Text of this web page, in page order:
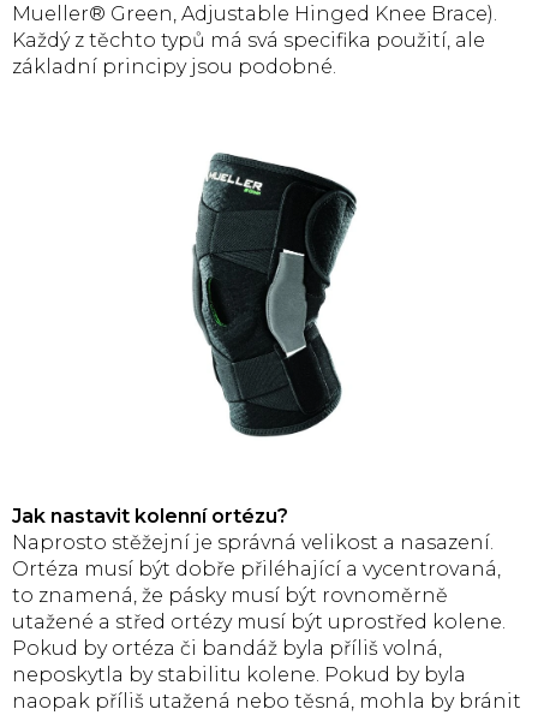
Mueller® Green, Adjustable Hinged Knee Brace).
Každý z těchto typů má svá specifika použití, ale
základní principy jsou podobné.
Jak nastavit kolenní ortézu?
Naprosto stěžejní je správná velikost a nasazení.
Ortéza musí být dobře přiléhající a vycentrovaná,
to znamená, že pásky musí být rovnoměrně
utažené a střed ortézy musí být uprostřed kolene.
Pokud by ortéza či bandáž byla příliš volná,
neposkytla by stabilitu kolene. Pokud by byla
naopak příliš utažená nebo těsná, mohla by bránit